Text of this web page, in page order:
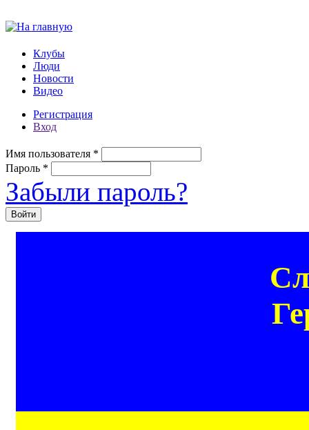
Клубы
Люди
Новости
Видео
Регистрация
Вход
Имя пользователя *
Пароль *
Забыли пароль?